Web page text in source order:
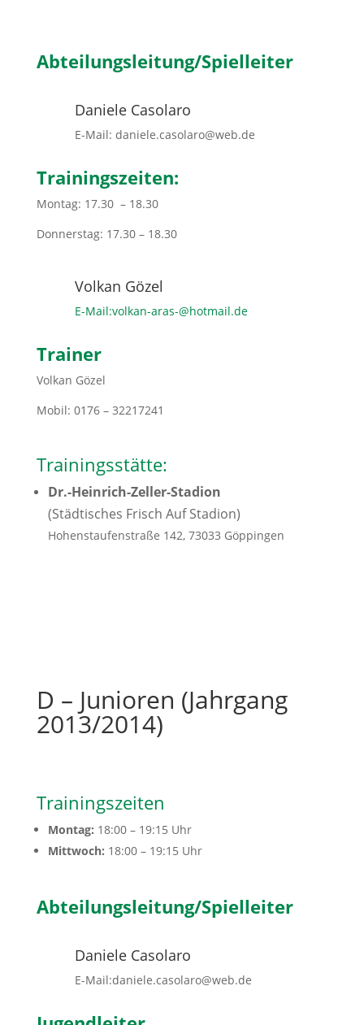
Abteilungsleitung/Spielleiter
Daniele Casolaro
E-Mail: daniele.casolaro@web.de
Trainingszeiten:
Montag: 17.30 – 18.30
Donnerstag: 17.30 – 18.30
Volkan Gözel
E-Mail:volkan-aras-@hotmail.de
Trainer
Volkan Gözel
Mobil: 0176 – 32217241
Trainingsstätte:
Dr.-Heinrich-Zeller-Stadion
(Städtisches Frisch Auf Stadion)
Hohenstaufenstraße 142, 73033 Göppingen
D – Junioren (Jahrgang
2013/2014)
Trainingszeiten
Montag: 18:00 – 19:15 Uhr
Mittwoch: 18:00 – 19:15 Uhr
Abteilungsleitung/Spielleiter
Daniele Casolaro
E-Mail:daniele.casolaro@web.de